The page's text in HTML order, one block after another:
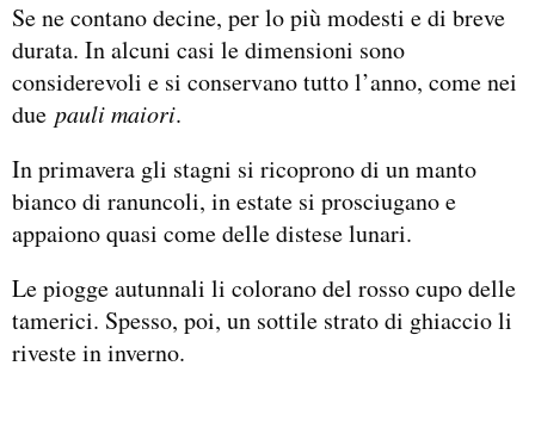
Se ne contano decine, per lo più modesti e di breve
durata. In alcuni casi le dimensioni sono
considerevoli e si conservano tutto l’anno, come nei
due pauli maiori.
In primavera gli stagni si ricoprono di un manto
bianco di ranuncoli, in estate si prosciugano e
appaiono quasi come delle distese lunari.
Le piogge autunnali li colorano del rosso cupo delle
tamerici. Spesso, poi, un sottile strato di ghiaccio li
riveste in inverno.